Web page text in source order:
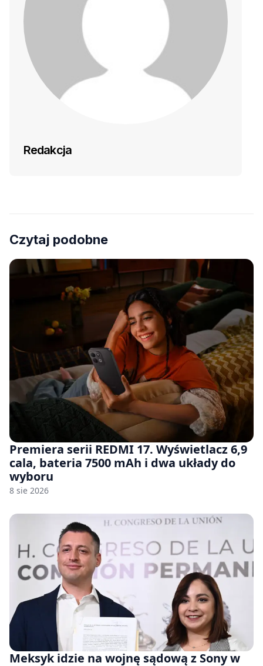
Redakcja
Czytaj podobne
Premiera serii REDMI 17. Wyświetlacz 6,9
cala, bateria 7500 mAh i dwa układy do
wyboru
8 sie 2026
Meksyk idzie na wojnę sądową z Sony w